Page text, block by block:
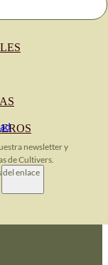
newsletter y
de Cultivers.
del enlace